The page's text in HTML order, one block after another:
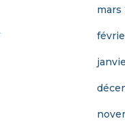
mars